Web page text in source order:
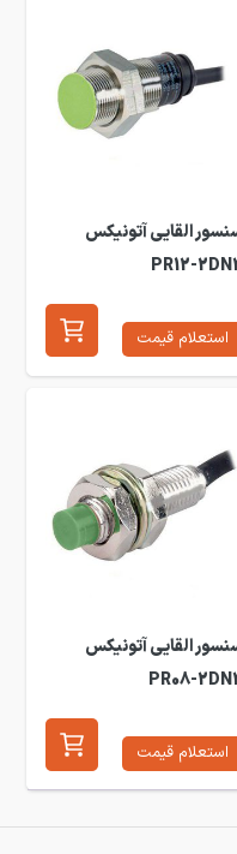
القایی آتونیکس
PR12-
استعلام قیمت
القایی آتونیکس
PR08-
استعلام قیمت